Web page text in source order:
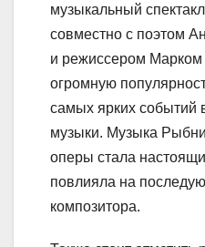
музыкальный
совместно с поэтом
и режиссером
огромную
самых ярких событий
музыки. Музыка
оперы стала
повлияла на
композитора.